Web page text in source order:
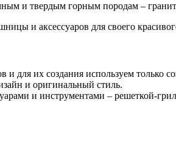
и твердым горным породам –
и аксессуаров для своего
для их создания используем только
и оригинальный стиль.
и инструментами – решеткой-